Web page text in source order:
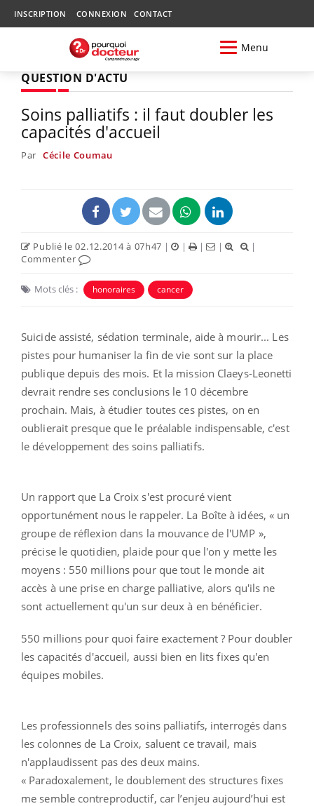
INSCRIPTION CONNEXION CONTACT
Menu
QUESTION D'ACTU
Soins palliatifs : il faut doubler les
capacités d'accueil
Par Cécile Coumau
Publié le 02.12.2014 à 07h47 | | | |
|
Commenter
Mots clés : honoraires cancer
Suicide assisté, sédation terminale, aide à mourir... Les
pistes pour humaniser la fin de vie sont sur la place
publique depuis des mois. Et la mission Claeys-Leonetti
devrait rendre ses conclusions le 10 décembre
prochain. Mais, à étudier toutes ces pistes, on en
oublierait presque que le préalable indispensable, c'est
le développement des soins palliatifs.
Un rapport que La Croix s'est procuré vient
opportunément nous le rappeler. La Boîte à idées, « un
groupe de réflexion dans la mouvance de l'UMP »,
précise le quotidien, plaide pour que l'on y mette les
moyens : 550 millions pour que tout le monde ait
accès à une prise en charge palliative, alors qu'ils ne
sont actuellement qu'un sur deux à en bénéficier.
550 millions pour quoi faire exactement ? Pour doubler
les capacités d'accueil, aussi bien en lits fixes qu'en
équipes mobiles.
Les professionnels des soins palliatifs, interrogés dans
les colonnes de La Croix, saluent ce travail, mais
n'applaudissent pas des deux mains.
« Paradoxalement, le doublement des structures fixes
me semble contreproductif, car l’enjeu aujourd’hui est